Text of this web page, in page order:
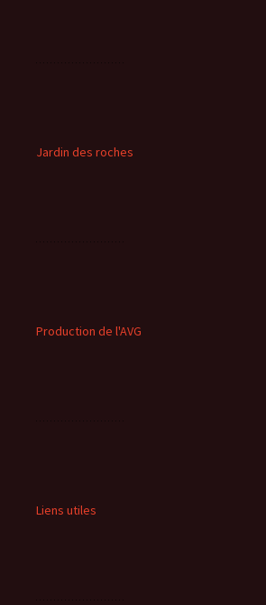
Jardin des roches
Production de l'AVG
Liens utiles